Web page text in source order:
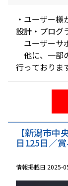
・ユーザー
設計・プログ
ユーザーサ
他に、一部
行っておりま
【新潟市
日125日／
情報掲載日 2025-